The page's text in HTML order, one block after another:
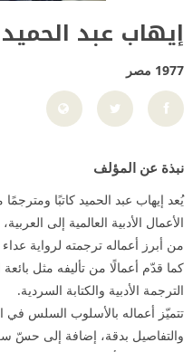
إيهاب عبد الحميد
1977 مصر
نبذة عن المؤلف
يُعد إيهاب عبد الحميد كاتبًا
الأعمال الأدبية العالمية إلى
من أبرز أعماله ترجمته لرواية
كما قدّم أعمالًا من تأليفه مثل
الترجمة الأدبية والكتابة السردية.
تتميّز أعماله بالأسلوب السلس في
والتفاصيل بدقة، إضافة إلى حسّ